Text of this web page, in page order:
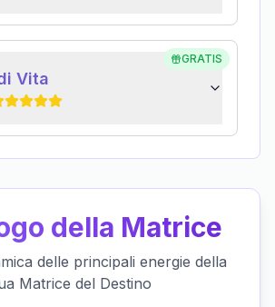
GRATIS
Vita
della Matrice
delle principali energie della
Matrice del Destino